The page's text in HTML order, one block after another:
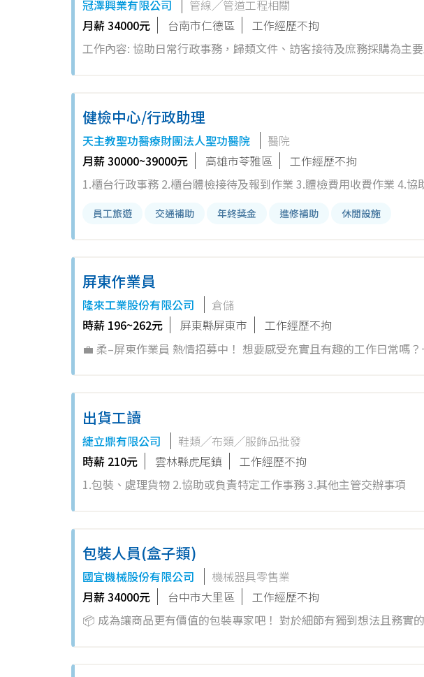
冠澤興業有限公司
管線╱管道工程相關
月薪 34000元
台南市仁德區
工作經歷不拘
工作內容: 協助日常行政事務，歸類文件、訪客接待及庶務採購為主要工作。 1. 一般文書資料處理、文件及檔
健檢中心/行政助理
天主教聖功醫療財團法人聖功醫院
醫院
月薪 30000~39000元
高雄市苓雅區
工作經歷不拘
1.櫃台行政事務 2.櫃台體檢接待及報到作業 3.體檢費用收費作業 4.
員工旅遊 交通補助 年終獎金 進修補助 休閒設施
屏東作業員
隆來工業股份有限公司
倉儲
時薪 196~262元
屏東縣屏東市
工作經歷不拘
💼 柔–屏東作業員 熱情招募中！ 想要感受充實且有趣的工作日常嗎？一起加入我們的團隊吧！🎉 🌟 你的任務： 1. 在工作
出貨工讀
緁立鼎有限公司
鞋類╱布類╱服飾品批發
時薪 210元
雲林縣虎尾鎮
工作經歷不拘
1.包裝、處理貨物 2.協助或負責特定工作事務 3.其他主管交辦事項
包裝人員(盒子類)
國宜機械股份有限公司
機械器具零售業
月薪 34000元
台中市大里區
工作經歷不拘
📦 成為讓商品更有價值的包裝專家吧！ 對於細節有獨到想法且務實的你，這裡將是展現能力的最佳舞台！ 🎯 你將會： 1.